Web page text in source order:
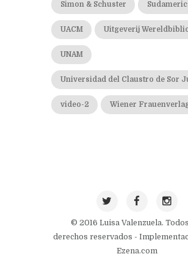
Simon & Schuster
UACM Uitgeverij
UNAM
Universidad del Claustro de Sor
video-2 Wiener
© 2016 Luisa Valenzuela.
derechos reservados -
Ezena.com